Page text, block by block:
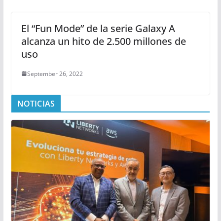
El “Fun Mode” de la serie Galaxy A
alcanza un hito de 2.500 millones de
uso
September 26, 2022
NOTICIAS